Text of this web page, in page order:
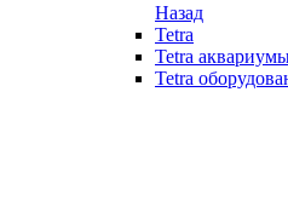
Назад
Tetra
Tetra
Tetra